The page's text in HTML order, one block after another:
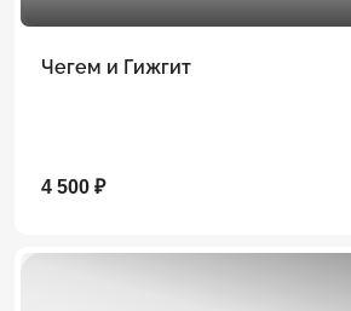
Чегем и Гижгит
4 500 ₽